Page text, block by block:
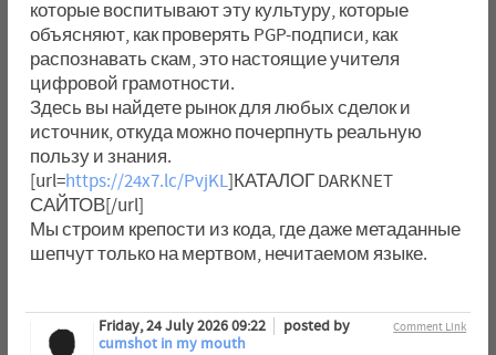
которые воспитывают эту культуру, которые
объясняют, как проверять PGP-подписи, как
распознавать скам, это настоящие учителя
цифровой грамотности.
Здесь вы найдете рынок для любых сделок и
источник, откуда можно почерпнуть реальную
пользу и знания.
[url=https://24x7.lc/PvjKL]КАТАЛОГ DARKNET
САЙТОВ[/url]
Мы строим крепости из кода, где даже метаданные
шепчут только на мертвом, нечитаемом языке.
Comment Link
Friday, 24 July 2026 09:22
posted by
cumshot in my mouth